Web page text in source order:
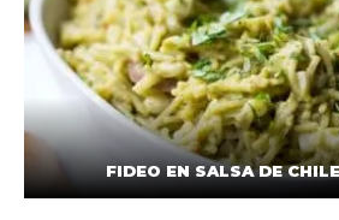
FIDEO EN SALSA DE